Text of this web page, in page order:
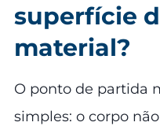
superfície
material?
O ponto de partida
simples: o corpo